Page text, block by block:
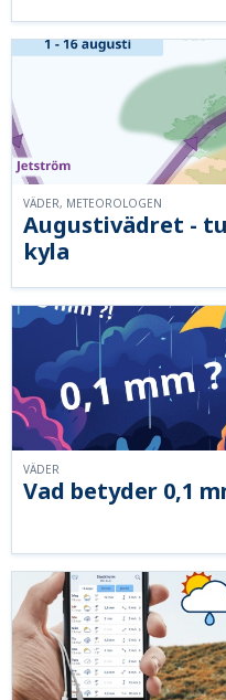
Augustivädret -
kyla
VÄDER, METEOROLOGEN
Vad betyder 0,1
VÄDER